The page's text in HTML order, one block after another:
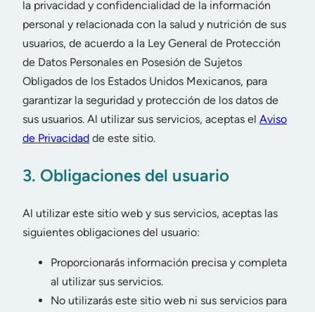
la privacidad y confidencialidad de la información
personal y relacionada con la salud y nutrición de sus
usuarios, de acuerdo a la Ley General de Protección
de Datos Personales en Posesión de Sujetos
Obligados de los Estados Unidos Mexicanos, para
garantizar la seguridad y protección de los datos de
sus usuarios. Al utilizar sus servicios, aceptas el Aviso
de Privacidad de este sitio.
3. Obligaciones del usuario
Al utilizar este sitio web y sus servicios, aceptas las
siguientes obligaciones del usuario:
Proporcionarás información precisa y completa
al utilizar sus servicios.
No utilizarás este sitio web ni sus servicios para